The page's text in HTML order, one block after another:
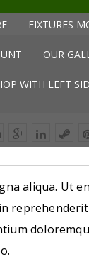
FIXTURES
OUR
WITH LEFT
aliqua. Ut